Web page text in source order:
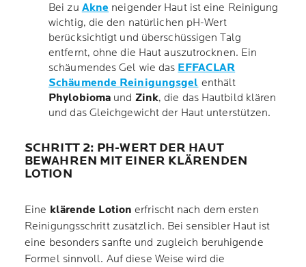
Bei zu Akne neigender Haut ist eine Reinigung
wichtig, die den natürlichen pH-Wert
berücksichtigt und überschüssigen Talg
entfernt, ohne die Haut auszutrocknen. Ein
schäumendes Gel wie das EFFACLAR
Schäumende Reinigungsgel enthält
Phylobioma und Zink, die das Hautbild klären
und das Gleichgewicht der Haut unterstützen.
SCHRITT 2: PH-WERT DER HAUT
BEWAHREN MIT EINER KLÄRENDEN
LOTION
Eine klärende Lotion erfrischt nach dem ersten
Reinigungsschritt zusätzlich. Bei sensibler Haut ist
eine besonders sanfte und zugleich beruhigende
Formel sinnvoll. Auf diese Weise wird die